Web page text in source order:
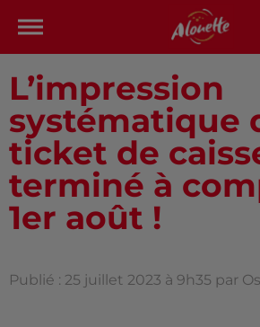
L’impression
systématique
ticket de
terminé à
1er août !
Publié : 25 juillet 2023 à 9h35 par